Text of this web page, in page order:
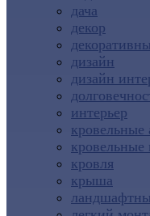
дача
декор
дизайн
дизайн
интерьер
кровельные
кровельные
кровля
крыша